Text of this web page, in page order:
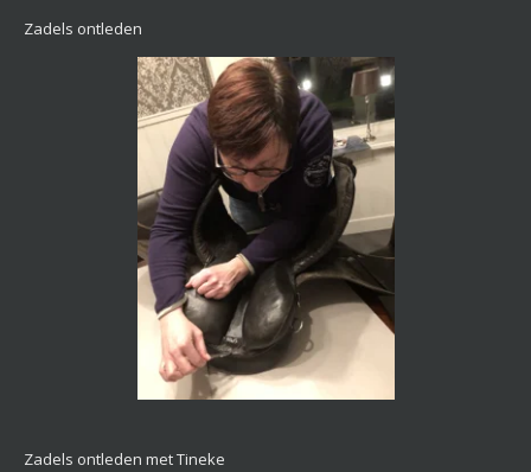
Zadels ontleden
Zadels ontleden met Tineke